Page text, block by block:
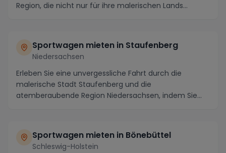
Region, die nicht nur für ihre malerischen Lands...
Sportwagen mieten in Staufenberg
Niedersachsen
Erleben Sie eine unvergessliche Fahrt durch die
malerische Stadt Staufenberg und die
atemberaubende Region Niedersachsen, indem Sie
Sportwagen mieten in Bönebüttel
Schleswig-Holstein